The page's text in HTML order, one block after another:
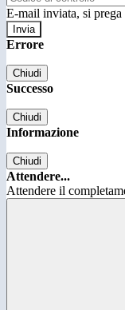
E-mail inviata, si
Errore
Chiudi
Successo
Chiudi
Informazione
Chiudi
Attendere...
Attendere il